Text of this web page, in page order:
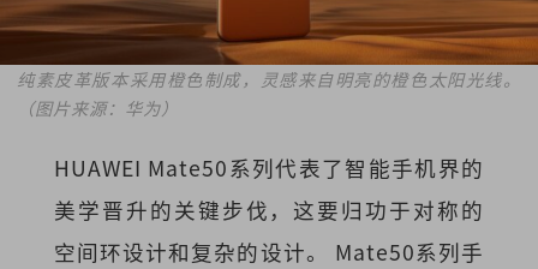
纯素皮革版本采用橙色制成，灵感来自明亮的橙色太阳光线。
（图片来源：华为）
HUAWEI Mate50系列代表了智能手机界的
美学晋升的关键步伐，这要归功于对称的
空间环设计和复杂的设计。 Mate50系列手